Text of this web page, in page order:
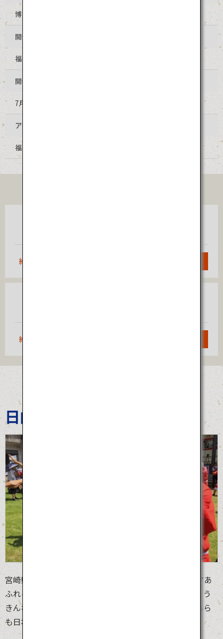
博多祇園山笠
開催地
福岡県福岡市博多区 櫛田神社及びその周辺地区
開催時期
7月1日～15日（毎年同日程）
アクセス
福岡空港から福岡市営地下鉄空港線で約10分
約1時間55分
約1時間10分
日向ひょっとこ夏祭り
宮崎県日向市の「日向ひょっとこ夏祭り」は、ユーモアあ
ふれる夏祭りです。「ひょっとこ」は口をとがらせひょう
きんな表情の男性、「おかめ」は丸い顔の女性で、どちら
も日本に古くから伝わる夫婦の道化のお面です。